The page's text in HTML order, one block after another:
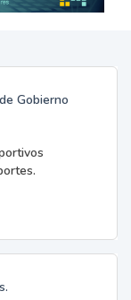
Gobierno